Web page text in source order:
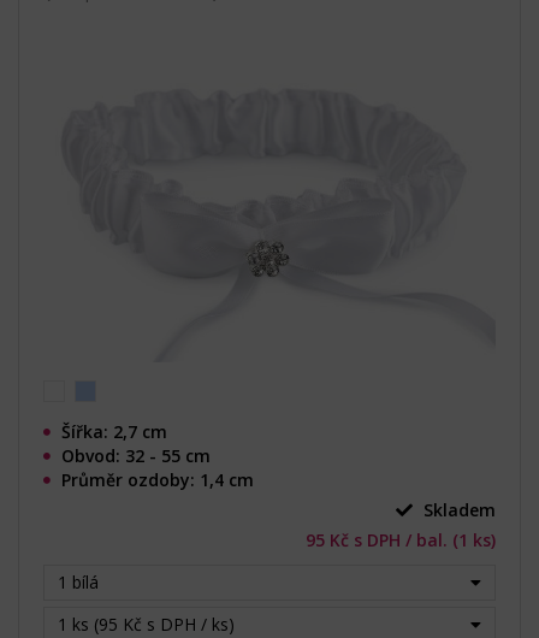
Šířka: 2,7 cm
Obvod: 32 - 55 cm
Průměr ozdoby: 1,4 cm
Skladem
95 Kč s DPH / bal. (1 ks)
1 bílá
1 ks (95 Kč s DPH / ks)